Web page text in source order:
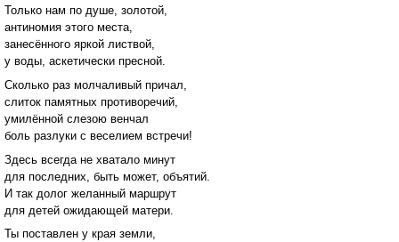
Только нам по душе, золотой,
антиномия этого места,
занесённого яркой листвой,
у воды, аскетически пресной.
Сколько раз молчаливый причал,
слиток памятных противоречий,
умилённой слезою венчал
боль разлуки с веселием встречи!
Здесь всегда не хватало минут
для последних, быть может, объятий.
И так долог желанный маршрут
для детей ожидающей матери.
Ты поставлен у края земли,